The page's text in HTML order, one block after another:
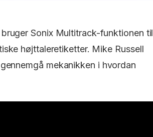
Sonix Multitrack-funktionen til
højttaleretiketter. Mike Russell
mekanikken i hvordan